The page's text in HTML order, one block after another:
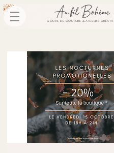
COURS DE COUTURE & ATELIERS